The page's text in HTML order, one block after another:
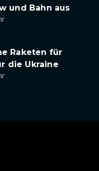
und Bahn aus
Raketen für
die Ukraine